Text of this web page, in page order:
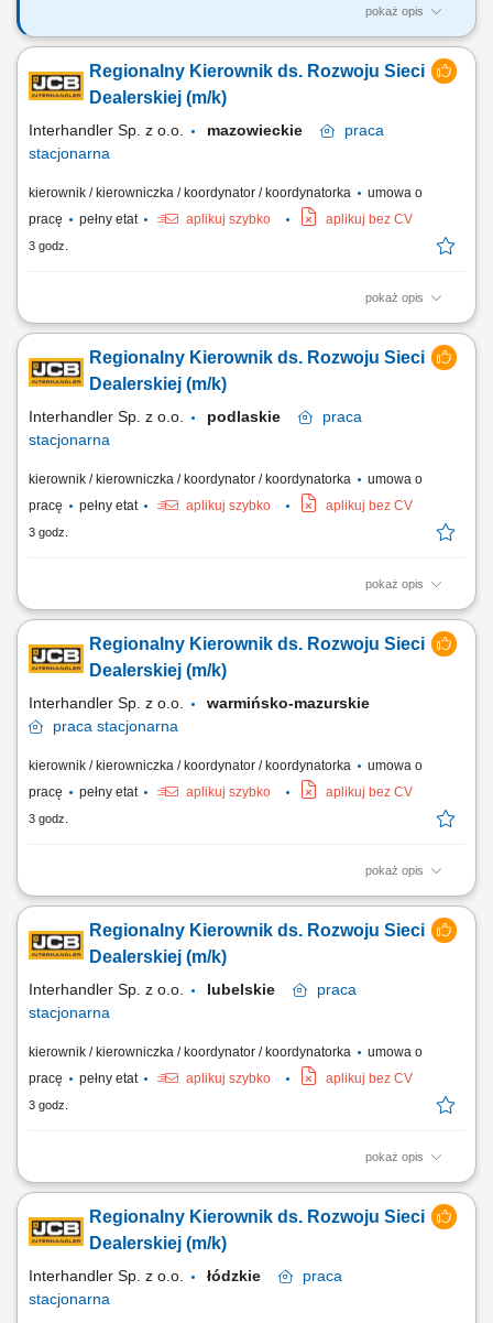
pokaż opis
Zadania, które na Ciebie czekają: Aktywna rekrutacja nowych
Zarządzanie efektywnością kanału D2D T-Mobile w ramach swojego
Regionu Rozwój sieci sprzedaży D2D na podległym obszarze
Regionalny Kierownik ds. Rozwoju Sieci
Dealerskiej (m/k)
Interhandler Sp. z o.o. mazowieckie
praca
stacjonarna
kierownik / kierowniczka / koordynator / koordynatorka
umowa o
pracę
pełny etat aplikuj szybko aplikuj bez CV
3 godz.
pokaż opis
Twoje zadania: aktywne pozyskiwanie nowych dealerów i rozwój sieci
rozwijanie długoterminowych relacji z obecnymi partnerami
handlowymi, realizacja założonych celów sprzedażowych i
Regionalny Kierownik ds. Rozwoju Sieci
Dealerskiej (m/k)
Interhandler Sp. z o.o. podlaskie
praca
stacjonarna
kierownik / kierowniczka / koordynator / koordynatorka
umowa o
pracę
pełny etat aplikuj szybko aplikuj bez CV
3 godz.
pokaż opis
Twoje zadania: aktywne pozyskiwanie nowych dealerów i rozwój sieci
rozwijanie długoterminowych relacji z obecnymi partnerami
handlowymi, realizacja założonych celów sprzedażowych i
Regionalny Kierownik ds. Rozwoju Sieci
Dealerskiej (m/k)
Interhandler Sp. z o.o.
warmińsko-mazurskie
praca stacjonarna
kierownik / kierowniczka / koordynator / koordynatorka
umowa o
pracę
pełny etat aplikuj szybko aplikuj bez CV
3 godz.
pokaż opis
Twoje zadania: aktywne pozyskiwanie nowych dealerów i rozwój sieci
rozwijanie długoterminowych relacji z obecnymi partnerami
handlowymi, realizacja założonych celów sprzedażowych i
Regionalny Kierownik ds. Rozwoju Sieci
Dealerskiej (m/k)
Interhandler Sp. z o.o. lubelskie
praca
stacjonarna
kierownik / kierowniczka / koordynator / koordynatorka
umowa o
pracę
pełny etat aplikuj szybko aplikuj bez CV
3 godz.
pokaż opis
Twoje zadania: aktywne pozyskiwanie nowych dealerów i rozwój sieci
rozwijanie długoterminowych relacji z obecnymi partnerami
handlowymi, realizacja założonych celów sprzedażowych i
Regionalny Kierownik ds. Rozwoju Sieci
Dealerskiej (m/k)
Interhandler Sp. z o.o. łódzkie
praca
stacjonarna